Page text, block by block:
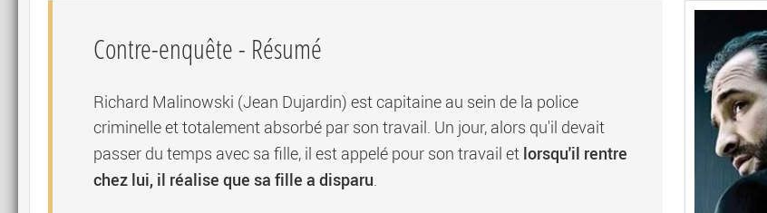
Contre-enquête- Résumé
Richard Malinowski (Jean Dujardin) est capitaine au sein de la police
criminelle et totalement absorbé par son travail. Un jour, alors qu'il devait
passer du temps avec sa fille, il est appelé pour son travail et lorsqu'il rentre
chez lui, il réalise que sa fille a disparu.